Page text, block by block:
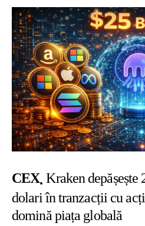
CEX Kraken depășește
dolari în tranzacții cu
domină piața globală